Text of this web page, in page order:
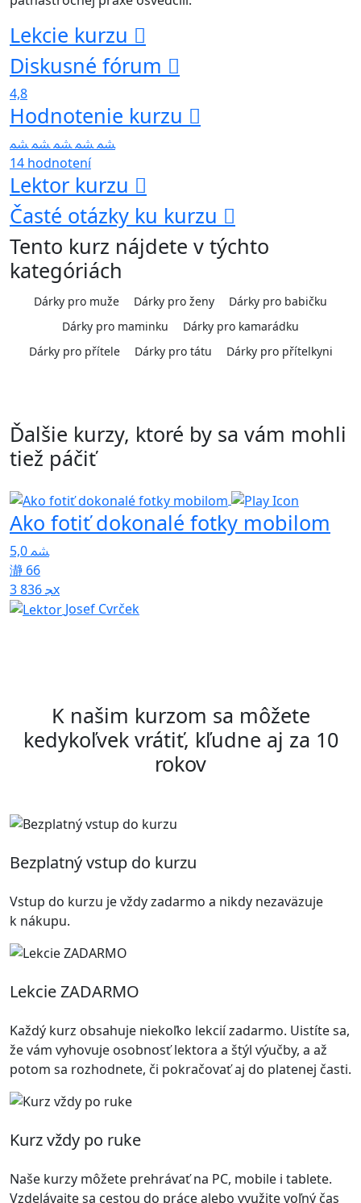
Lekcie kurzu
Diskusné fórum
4,8
Hodnotenie kurzu
14 hodnotení
Lektor kurzu
Časté otázky ku kurzu
Tento kurz nájdete v týchto
kategóriách
Dárky pro muže Dárky pro ženy
Dárky pro babičku
Dárky pro maminku
Dárky pro kamarádku
Dárky pro přítele
Dárky pro tátu Dárky pro přítelkyni
Ďalšie kurzy, ktoré by sa vám mohli
tiež páčiť
Ako fotiť dokonalé fotky mobilom
5,0
66
3 836x
Josef Cvrček
K našim kurzom sa môžete
kedykoľvek vrátiť, kľudne aj za 10
rokov
Bezplatný vstup do kurzu
Vstup do kurzu je vždy zadarmo a nikdy nezaväzuje
k nákupu.
Lekcie ZADARMO
Každý kurz obsahuje niekoľko lekcií zadarmo. Uistíte sa,
že vám vyhovuje osobnosť lektora a štýl výučby, a až
potom sa rozhodnete, či pokračovať aj do platenej časti.
Kurz vždy po ruke
Naše kurzy môžete prehrávať na PC, mobile i tablete.
Vzdelávajte sa cestou do práce alebo využite voľný čas